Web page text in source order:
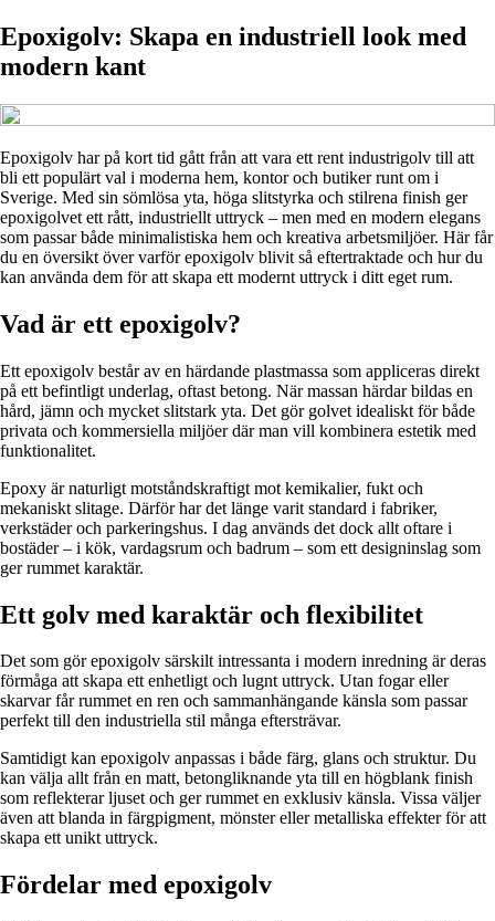
Epoxigolv: Skapa en industriell look med
modern kant
Epoxigolv har på kort tid gått från att vara ett rent industrigolv till att
bli ett populärt val i moderna hem, kontor och butiker runt om i
Sverige. Med sin sömlösa yta, höga slitstyrka och stilrena finish ger
epoxigolvet ett rått, industriellt uttryck – men med en modern elegans
som passar både minimalistiska hem och kreativa arbetsmiljöer. Här får
du en översikt över varför epoxigolv blivit så eftertraktade och hur du
kan använda dem för att skapa ett modernt uttryck i ditt eget rum.
Vad är ett epoxigolv?
Ett epoxigolv består av en härdande plastmassa som appliceras direkt
på ett befintligt underlag, oftast betong. När massan härdar bildas en
hård, jämn och mycket slitstark yta. Det gör golvet idealiskt för både
privata och kommersiella miljöer där man vill kombinera estetik med
funktionalitet.
Epoxy är naturligt motståndskraftigt mot kemikalier, fukt och
mekaniskt slitage. Därför har det länge varit standard i fabriker,
verkstäder och parkeringshus. I dag används det dock allt oftare i
bostäder – i kök, vardagsrum och badrum – som ett designinslag som
ger rummet karaktär.
Ett golv med karaktär och flexibilitet
Det som gör epoxigolv särskilt intressanta i modern inredning är deras
förmåga att skapa ett enhetligt och lugnt uttryck. Utan fogar eller
skarvar får rummet en ren och sammanhängande känsla som passar
perfekt till den industriella stil många eftersträvar.
Samtidigt kan epoxigolv anpassas i både färg, glans och struktur. Du
kan välja allt från en matt, betongliknande yta till en högblank finish
som reflekterar ljuset och ger rummet en exklusiv känsla. Vissa väljer
även att blanda in färgpigment, mönster eller metalliska effekter för att
skapa ett unikt uttryck.
Fördelar med epoxigolv